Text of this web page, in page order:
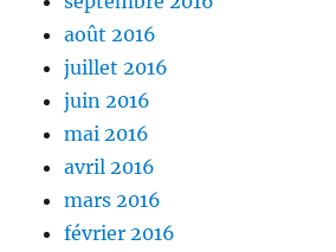
août 2016
juillet 2016
juin 2016
mai 2016
avril 2016
mars 2016
février 2016